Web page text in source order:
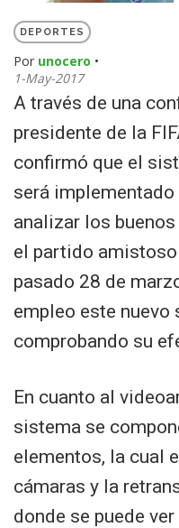
DEPORTES
Por unocero •
1-May-2017
A través de una
presidente de la
confirmó que el
será
analizar los
el partido amistoso
pasado 28 de
empleo este nuevo
comprobando su
En cuanto al
sistema se
elementos, la cual
cámaras y la
donde se puede